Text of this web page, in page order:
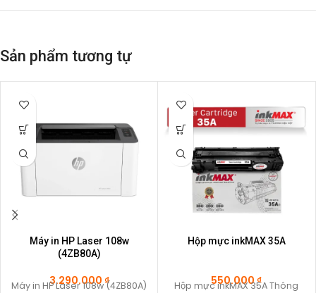
Sản phẩm tương tự
Máy in HP Laser 108w
(4ZB80A)
3.290.000₫
Máy in HP Laser 108w (4ZB80A)
Hộp mực inkMAX 35A
550.000₫
Hộp mực inkMAX 35A Thông